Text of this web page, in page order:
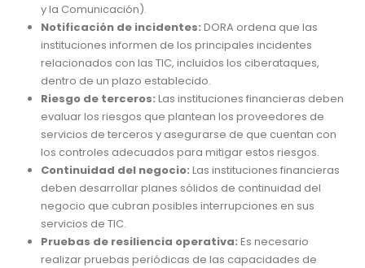
y la Comunicación).
Notificación de incidentes: DORA ordena que las
instituciones informen de los principales incidentes
relacionados con las TIC, incluidos los ciberataques,
dentro de un plazo establecido.
Riesgo de terceros: Las instituciones financieras deben
evaluar los riesgos que plantean los proveedores de
servicios de terceros y asegurarse de que cuentan con
los controles adecuados para mitigar estos riesgos.
Continuidad del negocio: Las instituciones financieras
deben desarrollar planes sólidos de continuidad del
negocio que cubran posibles interrupciones en sus
servicios de TIC.
Pruebas de resiliencia operativa: Es necesario
realizar pruebas periódicas de las capacidades de